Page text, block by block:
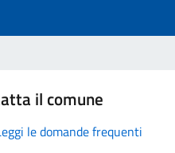
il comune
le domande frequenti